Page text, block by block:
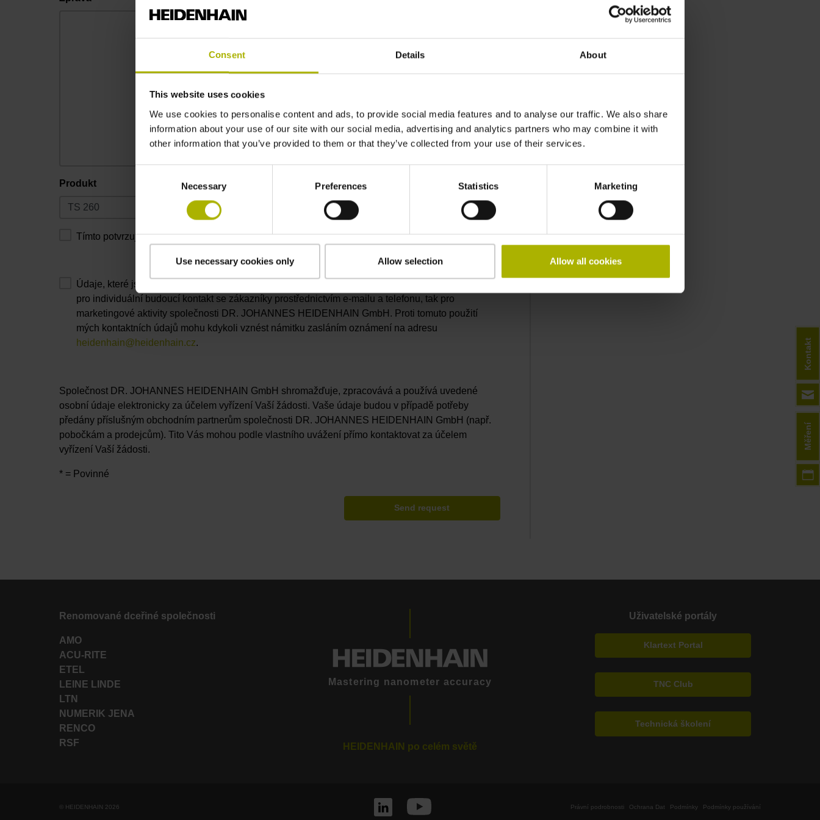
Consent Details About
This website uses cookies
We use cookies to personalise content and ads, to provide social media features and to analyse our traffic. We also share
information about your use of our site with our social media, advertising and analytics partners who may combine it with
other information that you’ve provided to them or that they’ve collected from your use of their services.
Necessary Preferences Statistics Marketing
Use necessary cookies only Allow selection Allow all cookies
Produkt
Tímto potvrzuji přečtení ustanovení oochraně data akceptuji ho*
Údaje, které jsem uvedl, mohou být společností DR. JOHANNES HEIDENHAIN GmbH použity jak
pro individuální budoucí kontakt se zákazníky prostřednictvím e-mailu a telefonu, tak pro
marketingové aktivity společnosti DR. JOHANNES HEIDENHAIN GmbH. Proti tomuto použití
mých kontaktních údajů mohu kdykoli vznést námitku zasláním oznámení na adresu
heidenhain@heidenhain.cz.
Společnost DR. JOHANNES HEIDENHAIN GmbH shromažďuje, zpracovává a používá uvedené
osobní údaje elektronicky za účelem vyřízení Vaší žádosti. Vaše údaje budou v případě potřeby
předány příslušným obchodním partnerům společnosti DR. JOHANNES HEIDENHAIN GmbH (např.
pobočkám a prodejcům). Tito Vás mohou podle vlastního uvážení přímo kontaktovat za účelem
vyřízení Vaší žádosti.
* = Povinné
Send request
Renomované dceřiné společnosti
AMO
ACU-RITE
ETEL
LEINE LINDE
LTN
NUMERIK JENA
RENCO
RSF
Mastering nanometer accuracy
HEIDENHAIN po celém světě
Uživatelské portály
Klartext Portal
TNC Club
Technická školení
© HEIDENHAIN 2026 Právní podrobnosti Ochrana Dat Podmínky Podmínky používání
Měření
Kontakt